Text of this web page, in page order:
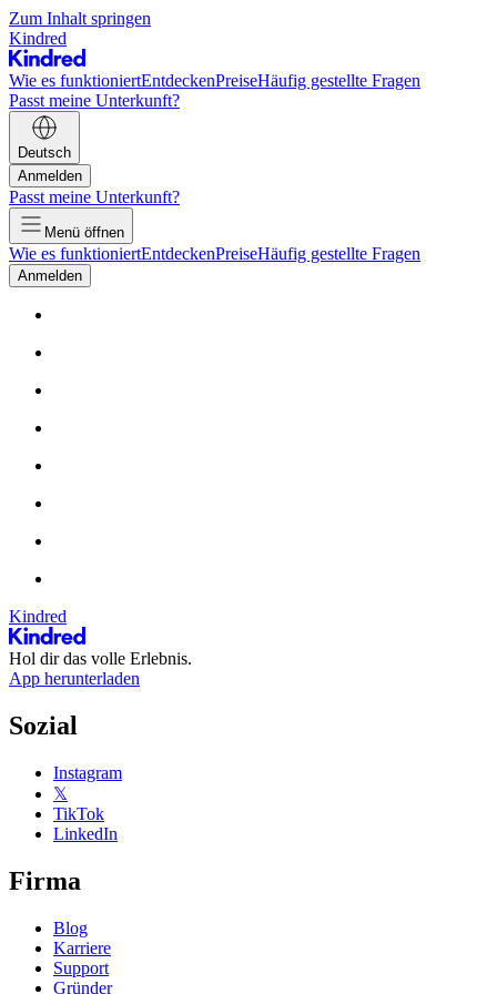
Zum Inhalt springen
Kindred
Wie es funktioniertEntdeckenPreiseHäufig gestellte Fragen
Passt meine Unterkunft?
Deutsch
Anmelden
Passt meine Unterkunft?
Menü öffnen
Wie es funktioniertEntdeckenPreiseHäufig gestellte Fragen
Anmelden
Kindred
Hol dir das volle Erlebnis.
App herunterladen
Sozial
Instagram
𝕏
TikTok
LinkedIn
Firma
Blog
Karriere
Support
Gründer